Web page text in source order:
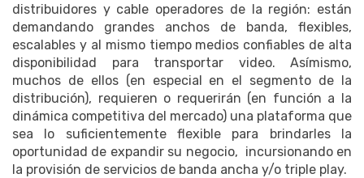
distribuidores y cable operadores de la región: están
demandando grandes anchos de banda, flexibles,
escalables y al mismo tiempo medios confiables de alta
disponibilidad para transportar video. Asímismo,
muchos de ellos (en especial en el segmento de la
distribución), requieren o requerirán (en función a la
dinámica competitiva del mercado) una plataforma que
sea lo suficientemente flexible para brindarles la
oportunidad de expandir su negocio, incursionando en
la provisión de servicios de banda ancha y/o triple play.